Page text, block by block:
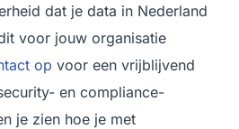
dat je data in Nederland
voor jouw organisatie
op voor een vrijblijvend
en compliance-
je zien hoe je met